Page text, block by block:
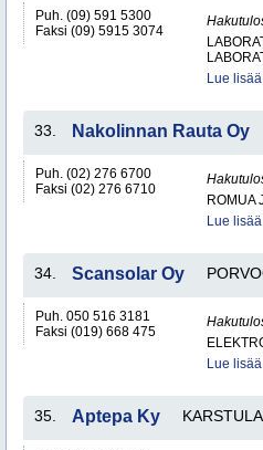
Puh. (09) 591 5300
Faksi (09) 5915 3074
Lue
33. Nakolinnan Rauta Oy
Puh. (02) 276 6700
Faksi (02) 276 6710
ROMUA
Lue
34. Scansolar Oy
Puh. 050 516 3181
Faksi (019) 668 475
Lue
35. Aptepa Ky KARSTULA